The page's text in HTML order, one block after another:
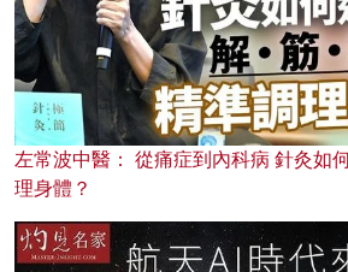
左常波中醫： 從痛症到內科病 針灸如
理身體？